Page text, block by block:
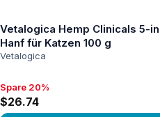
Vetalogica Hemp Clinicals 5-
Hanf für Katzen 100 g
Vetalogica
Spare 20%, $26.74
Spare 20%
$26.74